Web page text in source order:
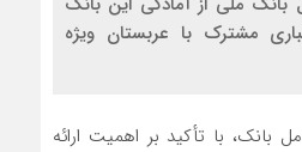
مشترک با عربستان ویژه
بانک، با تأکید بر اهمیت ارائه